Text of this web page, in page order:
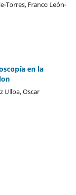
Torres, Franco León-
en la
Ulloa, Oscar